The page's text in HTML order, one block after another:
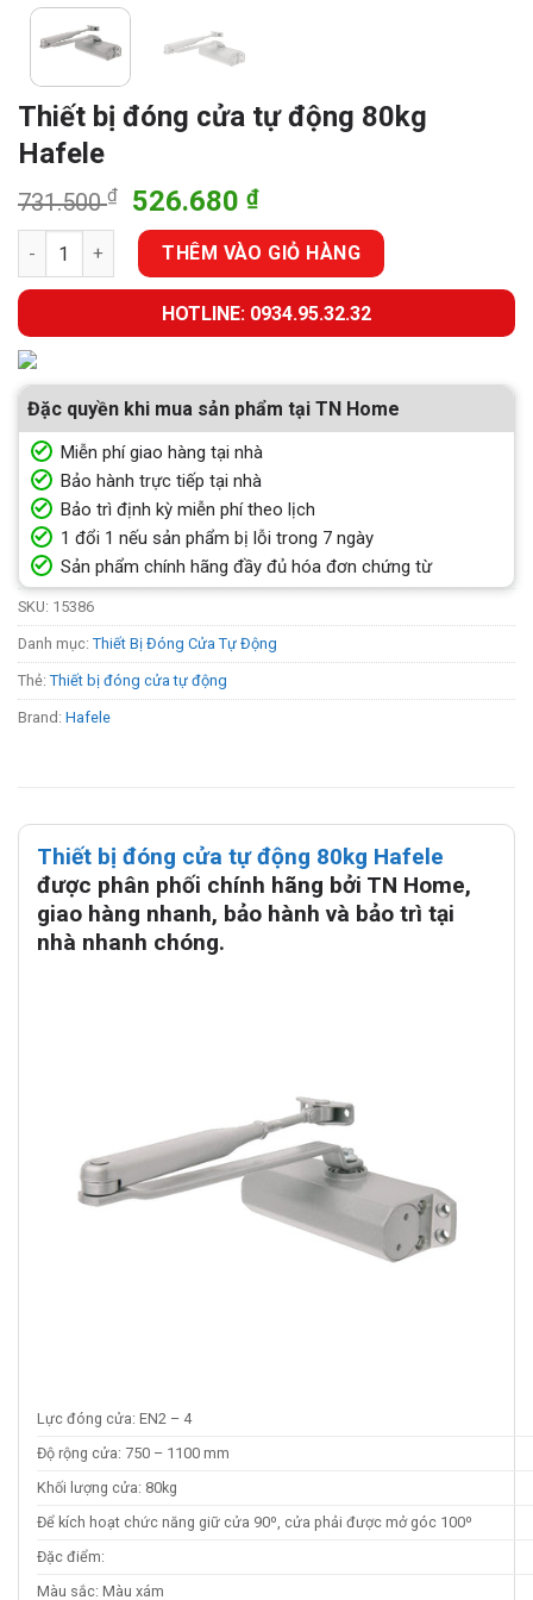
Thiết bị đóng cửa tự động 80kg
Hafele
731.500₫
Giá
gốc
731.500 ₫.
526.680 ₫Giá
hiện
tại
là:
526.680 ₫.
Thiết bị đóng cửa tự động 80kg Hafele số lượng
THÊM VÀO GIỎ HÀNG
HOTLINE: 0934.95.32.32
Đặc quyền khi mua sản phẩm tại TN Home
Miễn phí giao hàng tại nhà
Bảo hành trực tiếp tại nhà
Bảo trì định kỳ miễn phí theo lịch
1 đổi 1 nếu sản phẩm bị lỗi trong 7 ngày
Sản phẩm chính hãng đầy đủ hóa đơn chứng từ
SKU: 15386
Danh mục: Thiết Bị Đóng Cửa Tự Động
Thẻ: Thiết bị đóng cửa tự động
Brand: Hafele
Thiết bị đóng cửa tự động 80kg Hafele
được phân phối chính hãng bởi TN Home,
giao hàng nhanh, bảo hành và bảo trì tại
nhà nhanh chóng.
Lực đóng cửa: EN2 – 4
Độ rộng cửa: 750 – 1100 mm
Khối lượng cửa: 80kg
Để kích hoạt chức năng giữ cửa 90º, cửa phải được mở góc 100º
Đặc điểm:
Màu sắc: Màu xám